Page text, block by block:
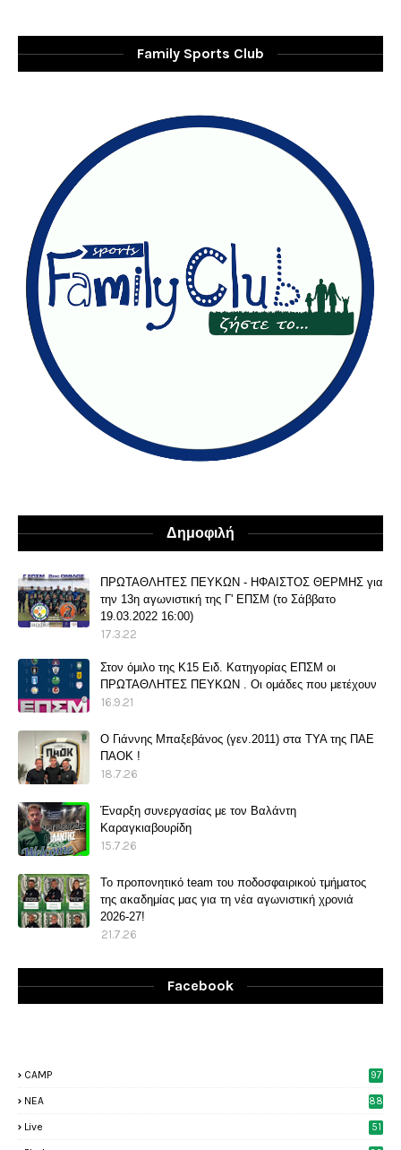
Family Sports Club
Δημοφιλή
ΠΡΩΤΑΘΛΗΤΕΣ ΠΕΥΚΩΝ - ΗΦΑΙΣΤΟΣ ΘΕΡΜΗΣ για
την 13η αγωνιστική της Γ' ΕΠΣΜ (το Σάββατο
19.03.2022 16:00)
17.3.22
Στον όμιλο της Κ15 Ειδ. Κατηγορίας ΕΠΣΜ οι
ΠΡΩΤΑΘΛΗΤΕΣ ΠΕΥΚΩΝ . Οι ομάδες που μετέχουν
16.9.21
O Γιάννης Μπαξεβάνος (γεν.2011) στα ΤΥΑ της ΠΑΕ
ΠΑΟΚ !
18.7.26
Έναρξη συνεργασίας με τον Βαλάντη
Καραγκιαβουρίδη
15.7.26
Το προπονητικό team του ποδοσφαιρικού τμήματος
της ακαδημίας μας για τη νέα αγωνιστική χρονιά
2026-27!
21.7.26
Facebook
CAMP 97
NEA 88
Live 51